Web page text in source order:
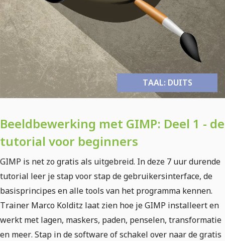
TAAL: DUITS
Beeldbewerking met GIMP: Deel 1 - de
tutorial voor beginners
GIMP is net zo gratis als uitgebreid. In deze 7 uur durende
tutorial leer je stap voor stap de gebruikersinterface, de
basisprincipes en alle tools van het programma kennen.
Trainer Marco Kolditz laat zien hoe je GIMP installeert en
werkt met lagen, maskers, paden, penselen, transformatie
en meer. Stap in de software of schakel over naar de gratis